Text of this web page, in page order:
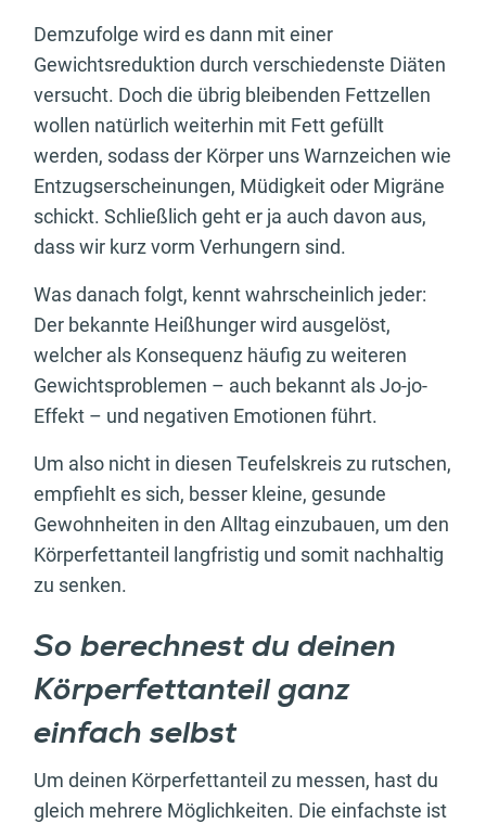
Demzufolge wird es dann mit einer
Gewichtsreduktion durch verschiedenste Diäten
versucht. Doch die übrig bleibenden Fettzellen
wollen natürlich weiterhin mit Fett gefüllt
werden, sodass der Körper uns Warnzeichen wie
Entzugserscheinungen, Müdigkeit oder Migräne
schickt. Schließlich geht er ja auch davon aus,
dass wir kurz vorm Verhungern sind.
Was danach folgt, kennt wahrscheinlich jeder:
Der bekannte Heißhunger wird ausgelöst,
welcher als Konsequenz häufig zu weiteren
Gewichtsproblemen – auch bekannt als Jo-jo-
Effekt – und negativen Emotionen führt.
Um also nicht in diesen Teufelskreis zu rutschen,
empfiehlt es sich, besser kleine, gesunde
Gewohnheiten in den Alltag einzubauen, um den
Körperfettanteil langfristig und somit nachhaltig
zu senken.
So berechnest du deinen
Körperfettanteil ganz
einfach selbst
Um deinen Körperfettanteil zu messen, hast du
gleich mehrere Möglichkeiten. Die einfachste ist